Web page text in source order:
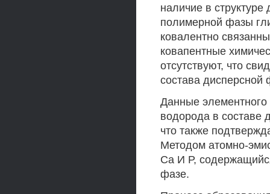
наличие в
полимерной фазы
ковалентно
ковапентные
отсутствуют, что
состава дисперсной
Данные
водорода в составе
что также
Методом атомно-
Са И Р,
фазе.